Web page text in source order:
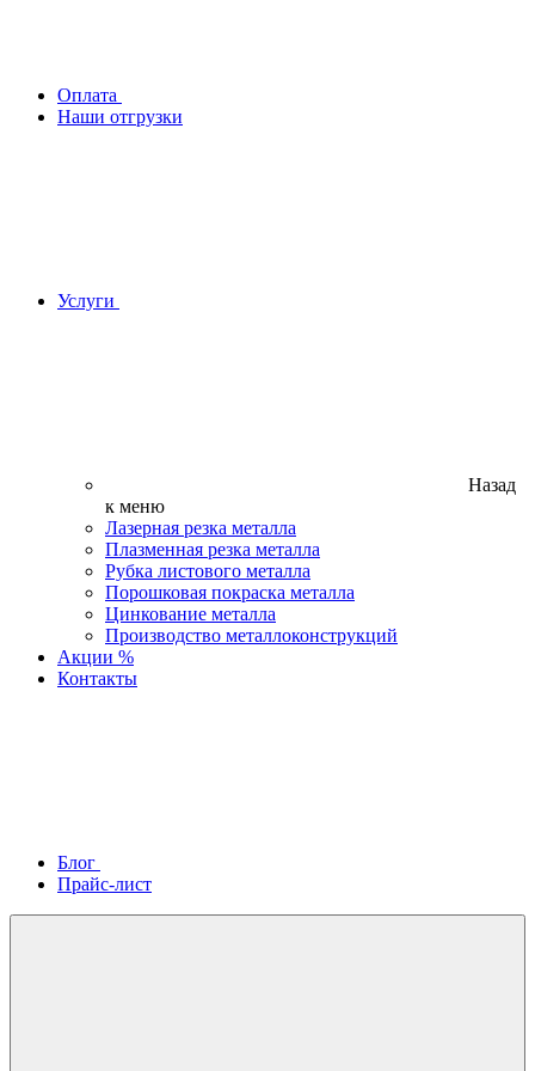
Оплата
Наши отгрузки
Услуги
Назад
к меню
Лазерная резка металла
Плазменная резка металла
Рубка листового металла
Порошковая покраска металла
Цинкование металла
Производство металлоконструкций
Акции %
Контакты
Блог
Прайс-лист